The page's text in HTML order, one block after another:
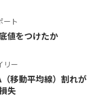
ート
値をつけたか
リー
（移動平均線）割れが
失